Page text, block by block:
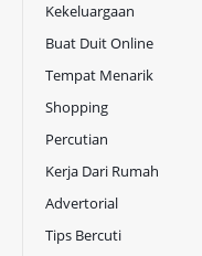
Kekeluargaan
Buat Duit Online
Tempat Menarik
Shopping
Percutian
Kerja Dari Rumah
Advertorial
Tips Bercuti